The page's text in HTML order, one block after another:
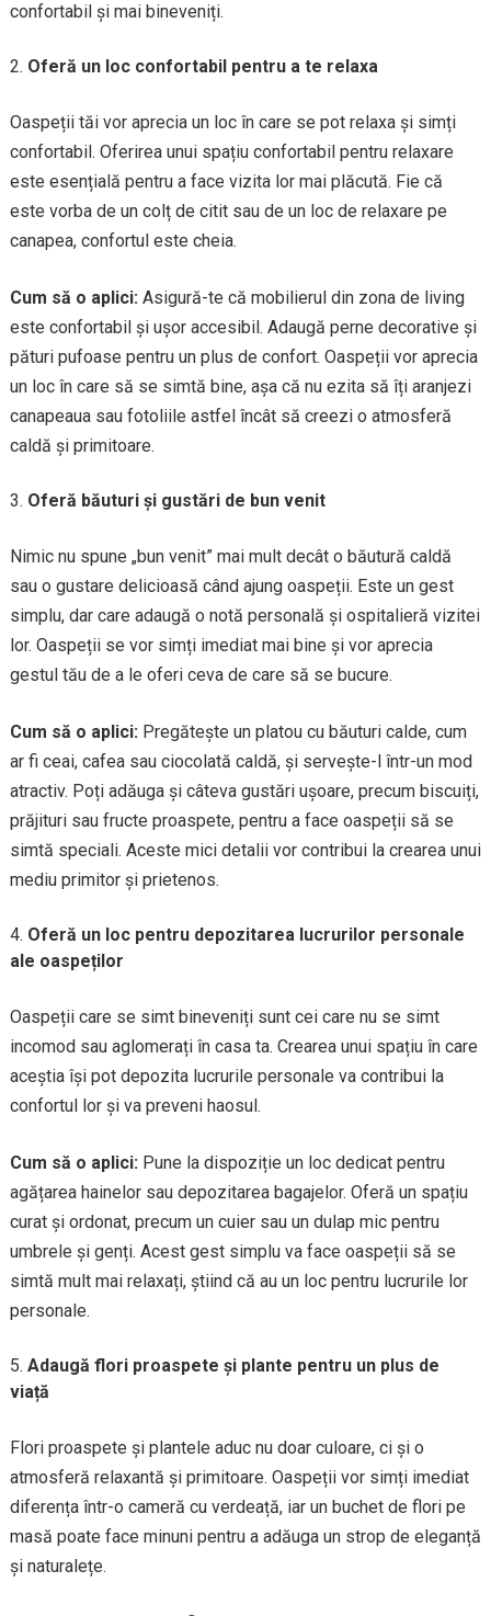
confortabil și mai bineveniți.
Oferă un loc confortabil pentru a te relaxa
Oaspeții tăi vor aprecia un loc în care se pot relaxa și simți
confortabil. Oferirea unui spațiu confortabil pentru relaxare
este esențială pentru a face vizita lor mai plăcută. Fie că
este vorba de un colț de citit sau de un loc de relaxare pe
canapea, confortul este cheia.
Cum să o aplici: Asigură-te că mobilierul din zona de living
este confortabil și ușor accesibil. Adaugă perne decorative și
pături pufoase pentru un plus de confort. Oaspeții vor aprecia
un loc în care să se simtă bine, așa că nu ezita să îți aranjezi
canapeaua sau fotoliile astfel încât să creezi o atmosferă
caldă și primitoare.
Oferă băuturi și gustări de bun venit
Nimic nu spune „bun venit” mai mult decât o băutură caldă
sau o gustare delicioasă când ajung oaspeții. Este un gest
simplu, dar care adaugă o notă personală și ospitalieră vizitei
lor. Oaspeții se vor simți imediat mai bine și vor aprecia
gestul tău de a le oferi ceva de care să se bucure.
Cum să o aplici: Pregătește un platou cu băuturi calde, cum
ar fi ceai, cafea sau ciocolată caldă, și servește-l într-un mod
atractiv. Poți adăuga și câteva gustări ușoare, precum biscuiți,
prăjituri sau fructe proaspete, pentru a face oaspeții să se
simtă speciali. Aceste mici detalii vor contribui la crearea unui
mediu primitor și prietenos.
Oferă un loc pentru depozitarea lucrurilor personale
ale oaspeților
Oaspeții care se simt bineveniți sunt cei care nu se simt
incomod sau aglomerați în casa ta. Crearea unui spațiu în care
aceștia își pot depozita lucrurile personale va contribui la
confortul lor și va preveni haosul.
Cum să o aplici: Pune la dispoziție un loc dedicat pentru
agățarea hainelor sau depozitarea bagajelor. Oferă un spațiu
curat și ordonat, precum un cuier sau un dulap mic pentru
umbrele și genți. Acest gest simplu va face oaspeții să se
simtă mult mai relaxați, știind că au un loc pentru lucrurile lor
personale.
Adaugă flori proaspete și plante pentru un plus de
viață
Flori proaspete și plantele aduc nu doar culoare, ci și o
atmosferă relaxantă și primitoare. Oaspeții vor simți imediat
diferența într-o cameră cu verdeață, iar un buchet de flori pe
masă poate face minuni pentru a adăuga un strop de eleganță
și naturalețe.